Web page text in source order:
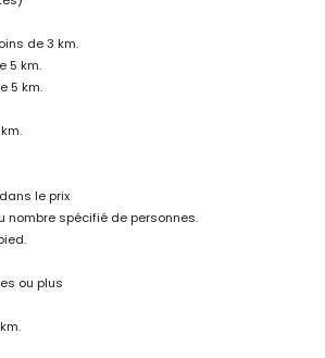
avec supplément
et lits/couffins pour enfants (sur demande)
de loisirs pour vos vacances à Xàbia,
et Xàbia) (à moins de 5 kilomètres de la
Costa Blanca
Xàbia, Xàbia), église (Virgen de Loreto, Puerto,
de Viento, Xàbia), monument (Pueblo de
architectural (Pueblo de Xàbia, Xàbia), site
de Xàbia et Xàbia) (à moins de 10 kilomètres de
la Vila et Dénia) (à moins de 25 kilomètres de
de 3 km.
5 km.
5 km.
le prix
nombre spécifié de personnes.
ou plus